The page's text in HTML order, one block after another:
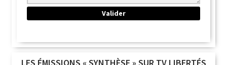
LES ÉMISSIONS « SYNTHÈSE » SUR TV LIBERTÉS